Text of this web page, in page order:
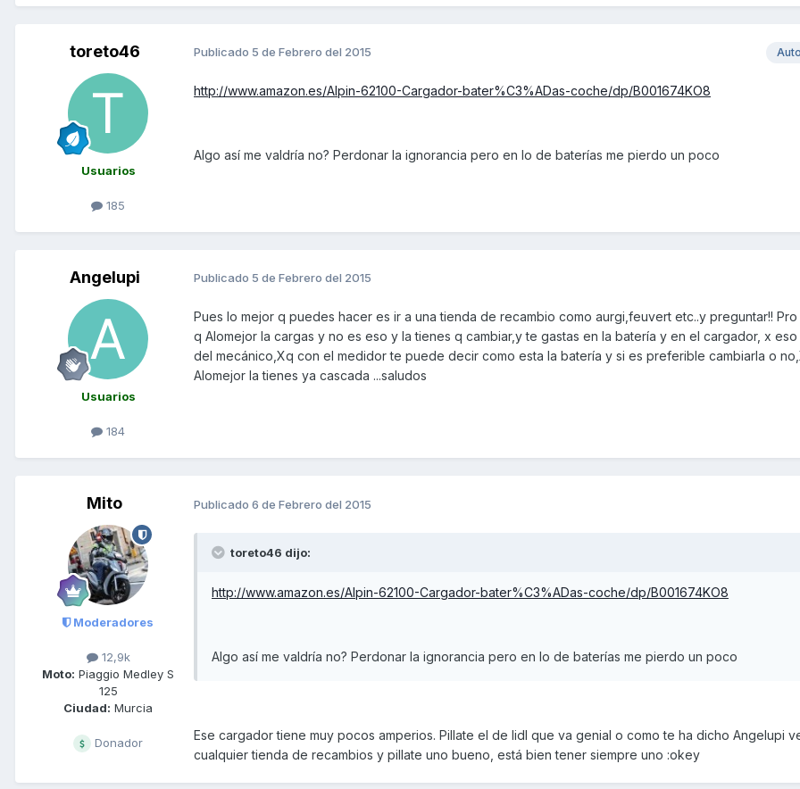
toreto46
Usuarios
185
Publicado 5 de Febrero del 2015
http://www.amazon.es/Alpin-62100-Cargador-bater%C3%ADas-coche/dp/B001674KO8
Algo así me valdría no? Perdonar la ignorancia pero en lo de baterías me pierdo un poco
Angelupi
Usuarios
184
Publicado 5 de Febrero del 2015
Pues lo mejor q puedes hacer es ir a una tienda de recambio como aurgi,feuvert etc..y preguntar!!
q Alomejor la cargas y no es eso y la tienes q cambiar,y te gastas en la batería y en el cargador, x
del mecánico,Xq con el medidor te puede decir como esta la batería y si es preferible cambiarla o
Alomejor la tienes ya cascada ...saludos
Mito
Moderadores
12,9k
Moto: Piaggio Medley S
125
Ciudad: Murcia
Donador
Publicado 6 de Febrero del 2015
toreto46 dijo:
http://www.amazon.es/Alpin-62100-Cargador-bater%C3%ADas-coche/dp/B001674KO8
Algo así me valdría no? Perdonar la ignorancia pero en lo de baterías me pierdo un poco
Ese cargador tiene muy pocos amperios. Pillate el de lidl que va genial o como te ha dicho Angelupi
cualquier tienda de recambios y pillate uno bueno, está bien tener siempre uno :okey